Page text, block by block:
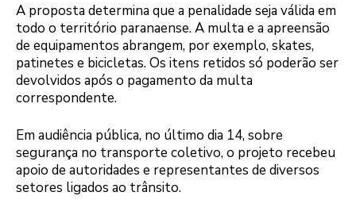
A proposta determina que a penalidade seja válida em
todo o território paranaense. A multa e a apreensão
de equipamentos abrangem, por exemplo, skates,
patinetes e bicicletas. Os itens retidos só poderão ser
devolvidos após o pagamento da multa
correspondente.
Em audiência pública, no último dia 14, sobre
segurança no transporte coletivo, o projeto recebeu
apoio de autoridades e representantes de diversos
setores ligados ao trânsito.